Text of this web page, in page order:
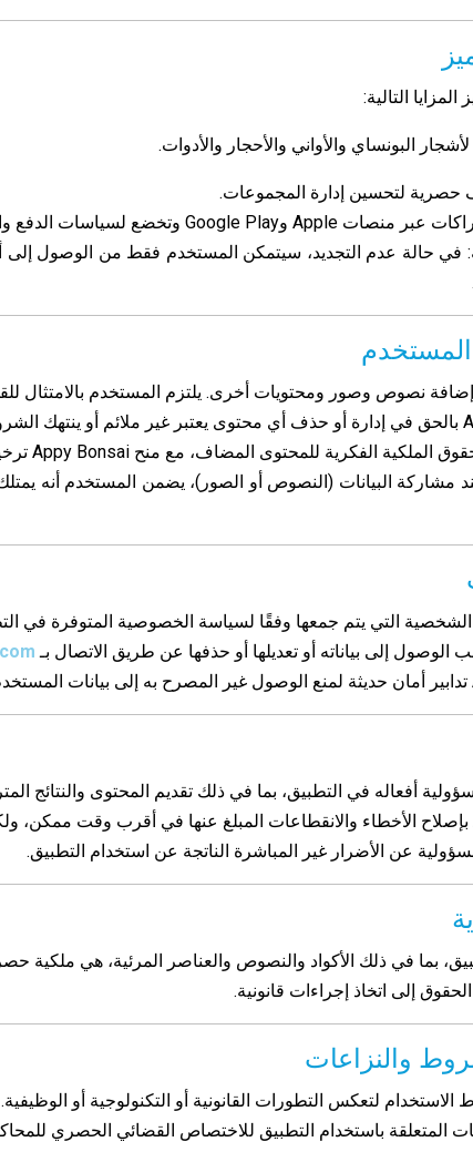
البونساي والأواني والأحجار والأدوات.
حصرية لتحسين إدارة المجموعات.
مشاركة البيانات (النصوص أو الصور)، يضمن المستخدم أنه